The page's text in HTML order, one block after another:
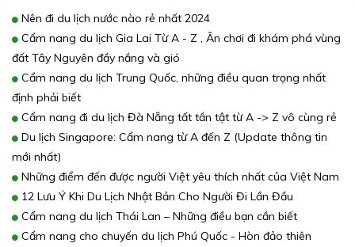
Nên đi du lịch nước nào rẻ nhất 2024
Cẩm nang du lịch Gia Lai Từ A - Z , Ăn chơi đi khám phá vùng
đất Tây Nguyên đầy nắng và gió
Cẩm nang du lịch Trung Quốc, những điều quan trọng nhất
định phải biết
Cẩm nang đi du lịch Đà Nẵng tất tần tật từ A -> Z vô cùng rẻ
Du lịch Singapore: Cẩm nang từ A đến Z (Update thông tin
mới nhất)
Những điểm đến được người Việt yêu thích nhất của Việt Nam
12 Lưu Ý Khi Du Lịch Nhật Bản Cho Người Đi Lần Đầu
Cẩm nang du lịch Thái Lan – Những điều bạn cần biết
Cẩm nang cho chuyến du lịch Phú Quốc - Hòn đảo thiên